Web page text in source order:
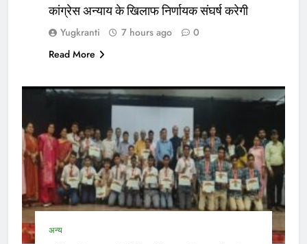
कांग्रेस अन्याय के खिलाफ निर्णायक संघर्ष करेगी
Yugkranti 7 hours ago
0
Read More
अन्य